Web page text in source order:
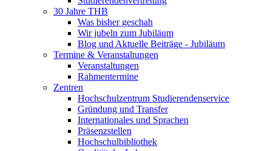
30 Jahre THB
Was bisher geschah
Wir jubeln zum Jubiläum
Blog und Aktuelle Beiträge - Jubiläum
Termine & Veranstaltungen
Veranstaltungen
Rahmentermine
Zentren
Hochschulzentrum Studierendenservice
Gründung und Transfer
Internationales und Sprachen
Präsenzstellen
Hochschulbibliothek